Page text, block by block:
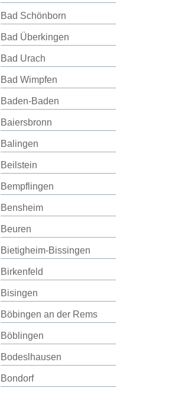
Bad Schönborn
Bad Überkingen
Bad Urach
Bad Wimpfen
Baden-Baden
Baiersbronn
Balingen
Beilstein
Bempflingen
Bensheim
Beuren
Bietigheim-Bissingen
Birkenfeld
Bisingen
Böbingen an der Rems
Böblingen
Bodeslhausen
Bondorf